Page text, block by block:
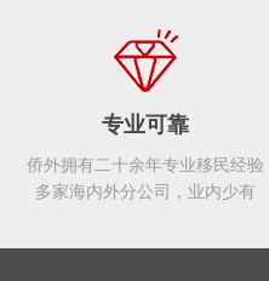
专业可靠
侨外拥有二十余年专业移民经验
多家海内外分公司，业内少有